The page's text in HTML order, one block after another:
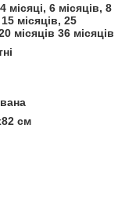
місяці, 6 місяців, 8
місяців, 25
місяців 36 місяців
см